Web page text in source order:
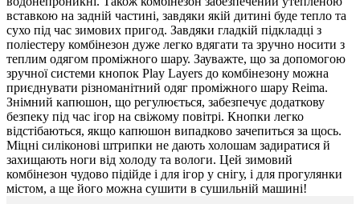
вставкою на задній частині, завдяки якій дитині буде тепло та
сухо під час зимових пригод. Завдяки гладкій підкладці з
поліестеру комбінезон дуже легко вдягати та зручно носити з
теплим одягом проміжного шару. Зауважте, що за допомогою
зручної системи кнопок Play Layers до комбінезону можна
приєднувати різноманітний одяг проміжного шару Reima.
Знімний капюшон, що регулюється, забезпечує додаткову
безпеку під час ігор на свіжому повітрі. Кнопки легко
відстібаються, якщо капюшон випадково зачепиться за щось.
Міцні силіконові штрипки не дають холошам задиратися й
захищають ноги від холоду та вологи. Цей зимовий
комбінезон чудово підійде і для ігор у снігу, і для прогулянки
містом, а ще його можна сушити в сушильній машині!